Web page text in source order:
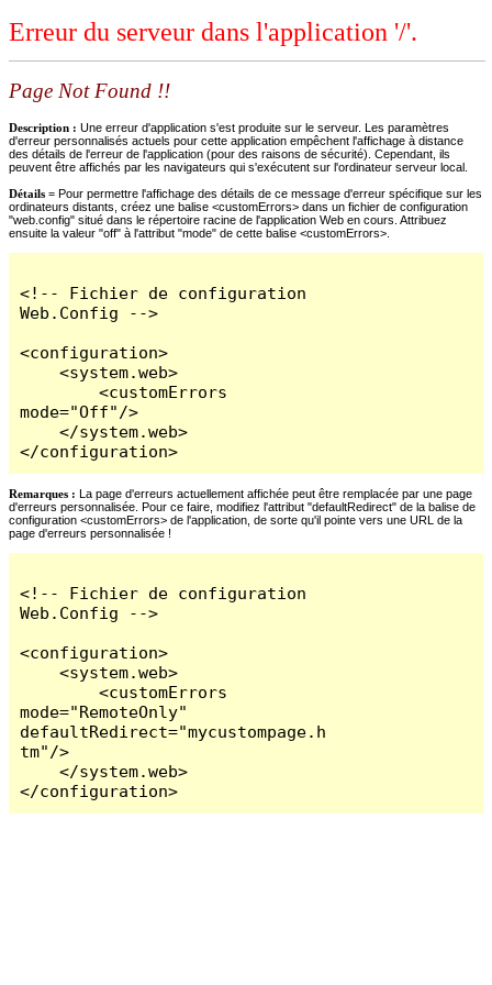
Erreur du serveur dans l'application '/'.
Page Not Found !!
Description : Une erreur d'application s'est produite sur le serveur. Les paramètres
d'erreur personnalisés actuels pour cette application empêchent l'affichage à distance
des détails de l'erreur de l'application (pour des raisons de sécurité). Cependant, ils
peuvent être affichés par les navigateurs qui s'exécutent sur l'ordinateur serveur local.
Détails = Pour permettre l'affichage des détails de ce message d'erreur spécifique sur les
ordinateurs distants, créez une balise <customErrors> dans un fichier de configuration
"web.config" situé dans le répertoire racine de l'application Web en cours. Attribuez
ensuite la valeur "off" à l'attribut "mode" de cette balise <customErrors>.
<!-- Fichier de configuration
Web.Config -->
<configuration>
    <system.web>
        <customErrors
mode="Off"/>
    </system.web>
</configuration>
Remarques : La page d'erreurs actuellement affichée peut être remplacée par une page
d'erreurs personnalisée. Pour ce faire, modifiez l'attribut "defaultRedirect" de la balise de
configuration <customErrors> de l'application, de sorte qu'il pointe vers une URL de la
page d'erreurs personnalisée !
<!-- Fichier de configuration
Web.Config -->
<configuration>
    <system.web>
        <customErrors
mode="RemoteOnly"
defaultRedirect="mycustompage.h
tm"/>
    </system.web>
</configuration>